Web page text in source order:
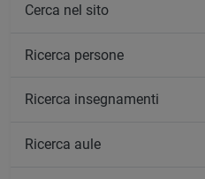
Cerca nel sito
Ricerca persone
Ricerca insegnamenti
Ricerca aule